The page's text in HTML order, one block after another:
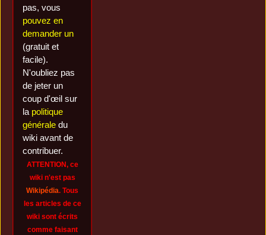
pas, vous
pouvez en
demander un
(gratuit et
facile).
N'oubliez pas
de jeter un
coup d'œil sur
la politique
générale du
wiki avant de
contribuer.
ATTENTION, ce
wiki n'est pas
Wikipédia. Tous
les articles de ce
wiki sont écrits
comme faisant